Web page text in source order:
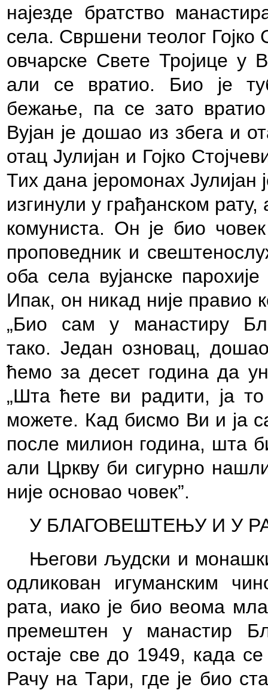
најезде братство
села. Свршени теолог Гојко
овчарске Свете Тројице у
али се вратио. Био је
бежање, па се зато
Вујан је дошао из збега и
отац Јулијан и Гојко
Тих дана јеромонах Јулијан
изгинули у грађанском
комуниста. Он је био
проповедник и
оба села вујанске
Ипак, он никад није правио
„Био сам у манастиру
тако. Један озновац,
ћемо за десет година да
„Шта ћете ви радити, ја
можете. Кад бисмо Ви и ја
после милион година, шта
али Цркву би сигурно
није основао човек”.
У БЛАГОВЕШТЕЊУ И У
Његови људски и
одликован игуманским
рата, иако је био веома
премештен у манастир
остаје све до 1949, када
Рачу на Тари, где је био